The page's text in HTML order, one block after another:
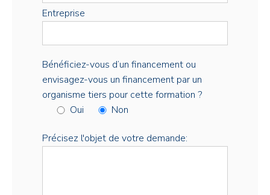
Entreprise
Bénéficiez-vous d’un financement ou
envisagez-vous un financement par un
organisme tiers pour cette formation ?
Oui
Non
Précisez l'objet de votre demande: